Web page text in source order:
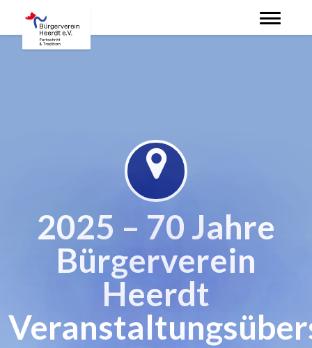
2025 – 70 Jahre
Bürgerverein
Heerdt